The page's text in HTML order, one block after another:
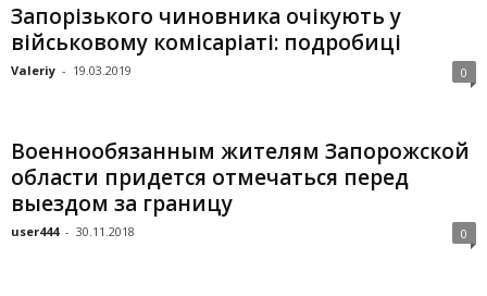
Запорізького чиновника очікують у
військовому комісаріаті: подробиці
Valeriy - 19.03.2019 0
Военнообязанным жителям Запорожской
области придется отмечаться перед
выездом за границу
user444 - 30.11.2018 0